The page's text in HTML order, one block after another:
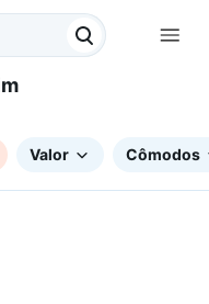
Valor Cômodos